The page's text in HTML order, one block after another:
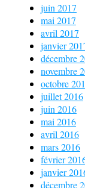
juin 2017
mai 2017
avril 2017
janvier
décembre
novembre
octobre
juillet 2016
juin 2016
mai 2016
avril 2016
mars 2016
février
janvier
décembre